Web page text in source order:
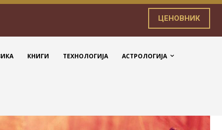
ЦЕНОВНИК
КНИГИ ТЕХНОЛОГИЈА АСТРОЛОГИЈА